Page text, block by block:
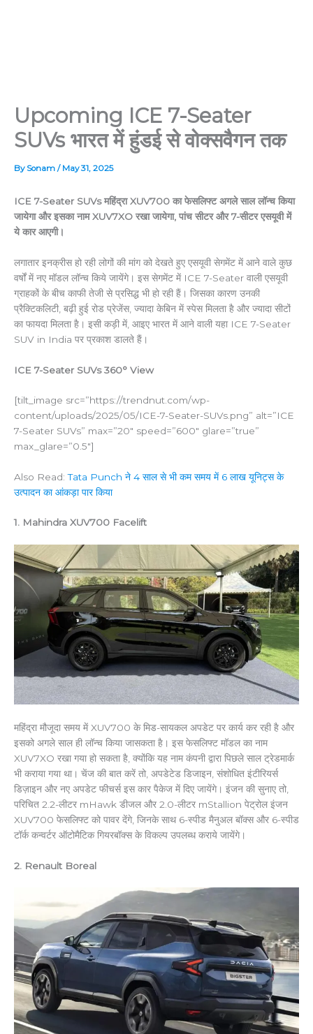
Upcoming ICE 7-Seater
SUVs भारत में हुंडई से वोक्सवैगन तक
By Sonam / May 31, 2025
ICE 7-Seater SUVs महिंद्रा XUV700 का फेसलिफ्ट अगले साल लॉन्च किया
जायेगा और इसका नाम XUV7XO रखा जायेगा, पांच सीटर और 7-सीटर एसयूवी में
ये कार आएगी।
लगातार इनक्रीस हो रही लोगों की मांग को देखते हुए एसयूवी सेगमेंट में आने वाले कुछ
वर्षों में नए मॉडल लॉन्च किये जायेंगे। इस सेगमेंट में ICE 7-Seater वाली एसयूवी
ग्राहकों के बीच काफी तेजी से प्रसिद्ध भी हो रही हैं। जिसका कारण उनकी
प्रैक्टिकलिटी, बढ़ी हुई रोड प्रेजेंस, ज्यादा केबिन में स्पेस मिलता है और ज्यादा सीटों
का फायदा मिलता है। इसी कड़ी में, आइए भारत में आने वाली यहा ICE 7-Seater
SUV in India पर प्रकाश डालते हैं।
ICE 7-Seater SUVs 360° View
[tilt_image src=”https://trendnut.com/wp-
content/uploads/2025/05/ICE-7-Seater-SUVs.png” alt=”ICE
7-Seater SUVs” max=”20″ speed=”600″ glare=”true”
max_glare=”0.5″]
Also Read:Tata Punch ने 4 साल से भी कम समय में 6 लाख यूनिट्स के
उत्पादन का आंकड़ा पार किया
1. Mahindra XUV700 Facelift
महिंद्रा मौजूदा समय में XUV700 के मिड-सायकल अपडेट पर कार्य कर रही है और
इसको अगले साल ही लॉन्च किया जासकता है। इस फेसलिफ्ट मॉडल का नाम
XUV7XO रखा गया हो सकता है, क्योंकि यह नाम कंपनी द्वारा पिछले साल ट्रेडमार्क
भी कराया गया था। चेंज की बात करें तो, अपडेटेड डिजाइन, संशोधित इंटीरियर्स
डिज़ाइन और नए अपडेट फीचर्स इस कार पैकेज में दिए जायेंगे। इंजन की सुनाए तो,
परिचित 2.2-लीटर mHawk डीजल और 2.0-लीटर mStallion पेट्रोल इंजन
XUV700 फेसलिफ्ट को पावर देंगे, जिनके साथ 6-स्पीड मैनुअल बॉक्स और 6-स्पीड
टॉर्क कन्वर्टर ऑटोमैटिक गियरबॉक्स के विकल्प उपलब्ध कराये जायेंगे।
2. Renault Boreal